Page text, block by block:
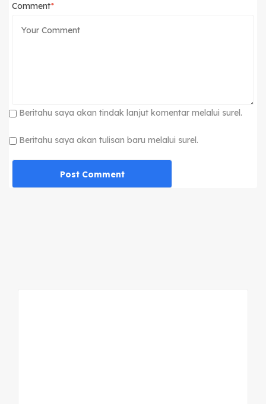
Comment
Beritahu saya akan tindak lanjut komentar melalui surel.
Beritahu saya akan tulisan baru melalui surel.